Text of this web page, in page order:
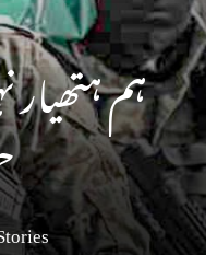
ہم